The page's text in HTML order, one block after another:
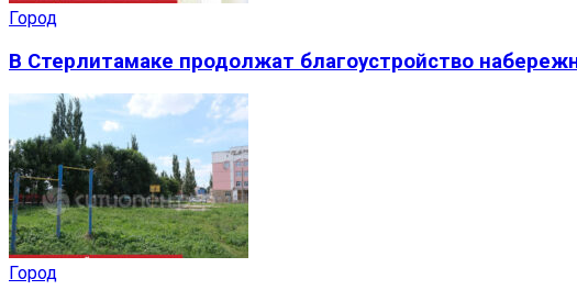
Город
В Стерлитамаке продолжат благоустройство
Город